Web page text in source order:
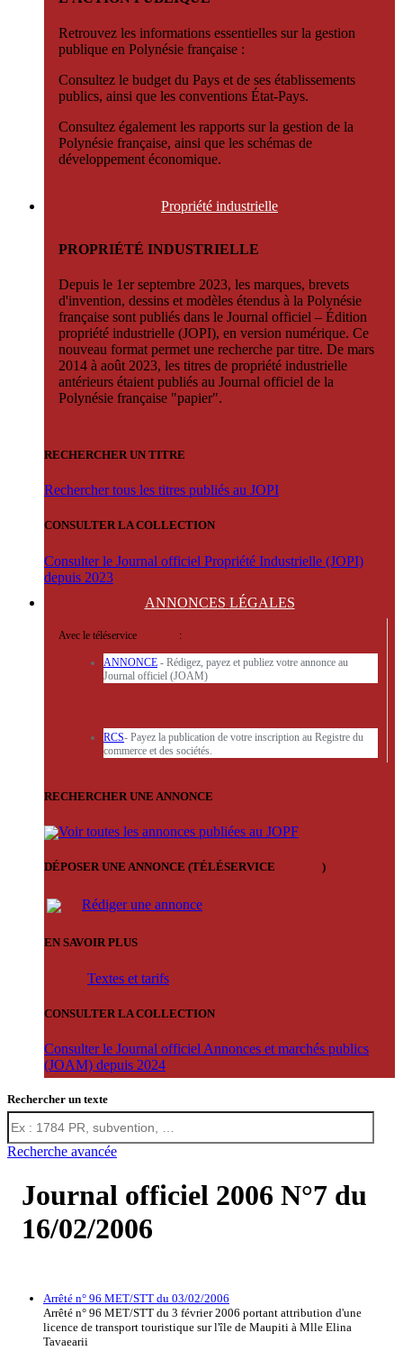
Retrouvez les informations essentielles sur la gestion
publique en Polynésie française :
Consultez le budget du Pays et de ses établissements
publics, ainsi que les conventions État-Pays.
Consultez également les rapports sur la gestion de la
Polynésie française, ainsi que les schémas de
développement économique.
Propriété industrielle
PROPRIÉTÉ INDUSTRIELLE
Depuis le 1er septembre 2023, les marques, brevets
d'invention, dessins et modèles étendus à la Polynésie
française sont publiés dans le Journal officiel – Édition
propriété industrielle (JOPI), en version numérique. Ce
nouveau format permet une recherche par titre. De mars
2014 à août 2023, les titres de propriété industrielle
antérieurs étaient publiés au Journal officiel de la
Polynésie française "papier".
RECHERCHER UN TITRE
Rechercher tous les titres publiés au JOPI
CONSULTER LA COLLECTION
Consulter le Journal officiel Propriété Industrielle (JOPI)
depuis 2023
ANNONCES LÉGALES
Avec le téléservice :
ANNONCE - Rédigez, payez et publiez votre annonce au
Journal officiel (JOAM)
RCS- Payez la publication de votre inscription au Registre du
commerce et des sociétés.
RECHERCHER UNE ANNONCE
Voir toutes les annonces publiées au JOPF
DÉPOSER UNE ANNONCE (TÉLÉSERVICE )
Rédiger une annonce
EN SAVOIR PLUS
Textes et tarifs
CONSULTER LA COLLECTION
Consulter le Journal officiel Annonces et marchés publics
(JOAM) depuis 2024
Rechercher un texte
Recherche avancée
Journal officiel 2006 N°7 du
16/02/2006
Arrêté n° 96 MET/STT du 03/02/2006
Arrêté n° 96 MET/STT du 3 février 2006 portant attribution d'une
licence de transport touristique sur l'île de Maupiti à Mlle Elina
Tavaearii